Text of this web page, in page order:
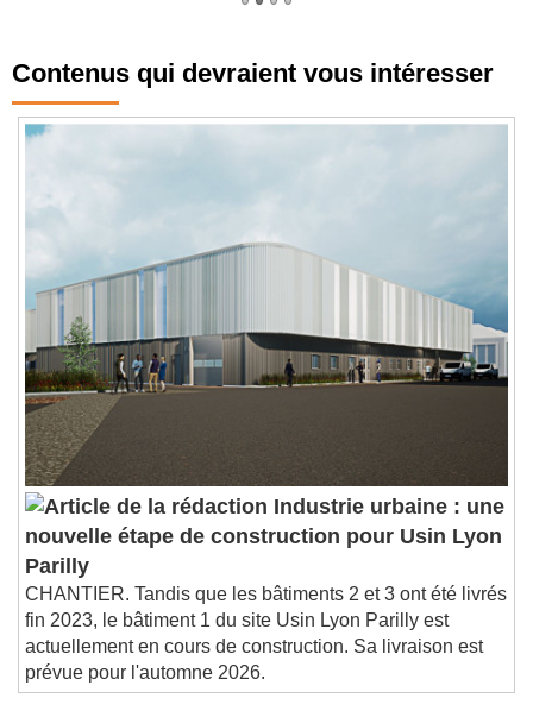
Contenus qui devraient vous intéresser
Industrie urbaine : une
nouvelle étape de construction pour Usin Lyon
Parilly
CHANTIER. Tandis que les bâtiments 2 et 3 ont été livrés
fin 2023, le bâtiment 1 du site Usin Lyon Parilly est
actuellement en cours de construction. Sa livraison est
prévue pour l'automne 2026.